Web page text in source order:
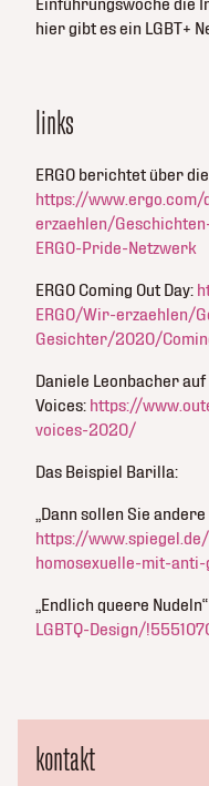
kontakt
Einführungswoche die
hier gibt es ein LGBT+
links
ERGO berichtet über
https://
erzaehlen/
ERGO-Pride-Netzwerk
ERGO Coming Out Day:
ERGO/Wir-erzaehlen/
Gesichter/2020/
Daniele Leonbacher
Voices: https://
voices-2020/
Das Beispiel Barilla:
„Dann sollen Sie andere
https://
homosexuelle-mit-
„Endlich queere Nudeln“
LGBTQ-Design/